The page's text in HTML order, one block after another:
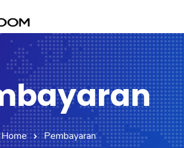
Beranda
Tentang Kami
Layanan
Klien Kami
Home Pembayaran